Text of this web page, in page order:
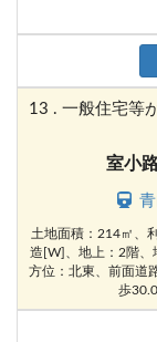
13 . 一般住宅等
室小
土地面積：214㎡、
造[W]、地上：2階、
方位：北東、前面道
歩